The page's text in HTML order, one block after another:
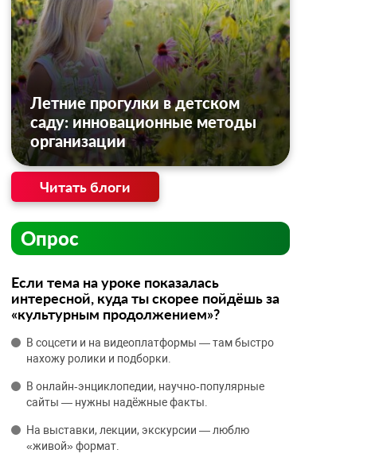
Летние прогулки в детском
саду: инновационные методы
организации
Читать блоги
Опрос
Если тема на уроке показалась
интересной, куда ты скорее пойдёшь за
«культурным продолжением»?
В соцсети и на видеоплатформы — там быстро
нахожу ролики и подборки.
В онлайн‑энциклопедии, научно‑популярные
сайты — нужны надёжные факты.
На выставки, лекции, экскурсии — люблю
«живой» формат.